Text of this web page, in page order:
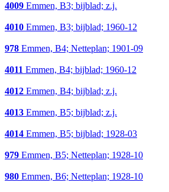
4009 Emmen, B3; bijblad; z.j.
4010 Emmen, B3; bijblad; 1960-12
978 Emmen, B4; Netteplan; 1901-09
4011 Emmen, B4; bijblad; 1960-12
4012 Emmen, B4; bijblad; z.j.
4013 Emmen, B5; bijblad; z.j.
4014 Emmen, B5; bijblad; 1928-03
979 Emmen, B5; Netteplan; 1928-10
980 Emmen, B6; Netteplan; 1928-10